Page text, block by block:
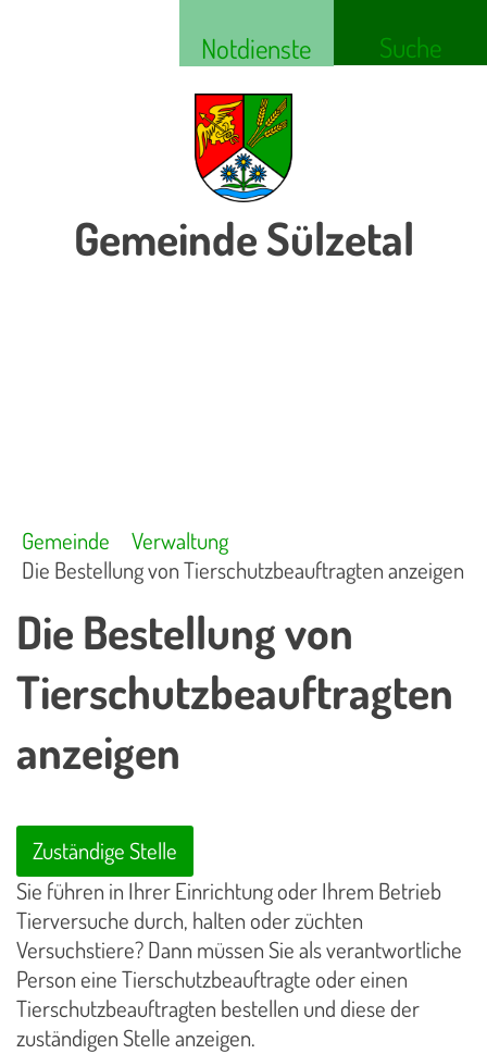
Notdienste Suche
Gemeinde Sülzetal
Gemeinde
Verwaltung
Die Bestellung von Tierschutzbeauftragten anzeigen
Die Bestellung von
Tierschutzbeauftragten
anzeigen
Zuständige Stelle
Sie führen in Ihrer Einrichtung oder Ihrem Betrieb
Tierversuche durch, halten oder züchten
Versuchstiere? Dann müssen Sie als verantwortliche
Person eine Tierschutzbeauftragte oder einen
Tierschutzbeauftragten bestellen und diese der
zuständigen Stelle anzeigen.